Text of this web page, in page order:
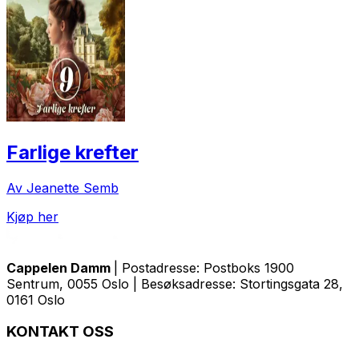
Farlige krefter
Av Jeanette Semb
Kjøp her
Cappelen Damm
| Postadresse: Postboks 1900
Sentrum, 0055 Oslo | Besøksadresse: Stortingsgata 28,
0161 Oslo
KONTAKT OSS